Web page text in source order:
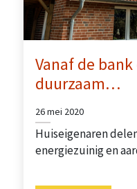
Vanaf de
duurzaam…
26 mei 2020
Huiseigenaren
energiezuinig en